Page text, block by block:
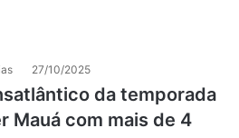
27/10/2025
da temporada
Mauá com mais de 4